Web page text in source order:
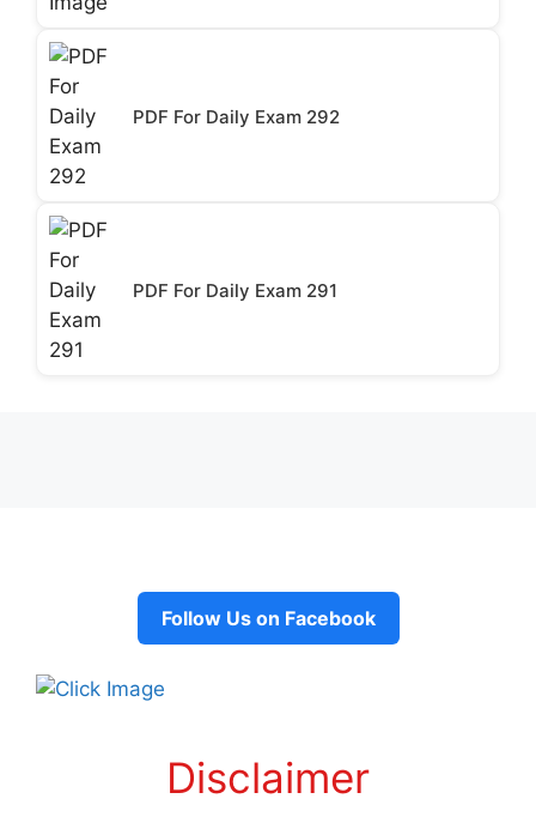
PDF For Daily Exam 292
PDF For Daily Exam 291
Follow Us on Facebook
Disclaimer